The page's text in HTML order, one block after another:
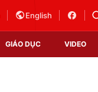
English
GIÁO DỤC VIDEO